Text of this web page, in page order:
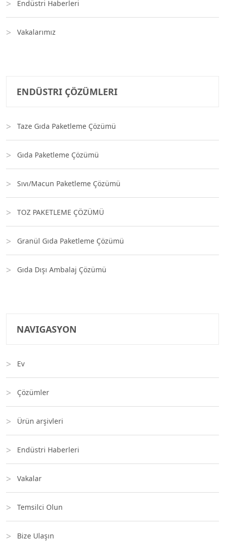
Endüstri Haberleri
Vakalarımız
ENDÜSTRI ÇÖZÜMLERI
Taze Gıda Paketleme Çözümü
Gıda Paketleme Çözümü
Sıvı/Macun Paketleme Çözümü
TOZ PAKETLEME ÇÖZÜMÜ
Granül Gıda Paketleme Çözümü
Gıda Dışı Ambalaj Çözümü
NAVIGASYON
Ev
Çözümler
Ürün arşivleri
Endüstri Haberleri
Vakalar
Temsilci Olun
Bize Ulaşın